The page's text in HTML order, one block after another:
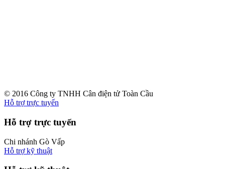
© 2016 Công ty TNHH Cân điện tử Toàn Cầu
Hỗ trợ trực tuyến
Hỗ trợ trực tuyến
Chi nhánh Gò Vấp
Hỗ trợ kỹ thuật